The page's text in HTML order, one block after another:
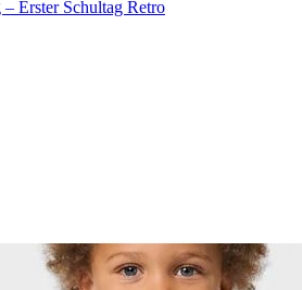
Erster Schultag Retro